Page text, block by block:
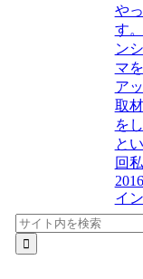
や
す
ン
マ
ア
取
を
と
回
イ